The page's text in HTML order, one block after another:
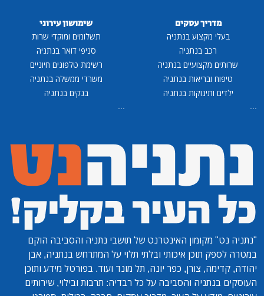
מדריך עסקים
בעלי מקצוע בנתניה
רכב בנתניה
שרותים מקצועיים בנתניה
טיפוח ובריאות בנתניה
ילדים ותינוקות בנתניה
...
שימושון עירוני
תשלומים ומוקדי שרות
סניפי דואר בנתניה
רשימת טלפונים חיוניים
משרדי ממשלה בנתניה
בנקים בנתניה
...
"נתניה נט" מקומון האינטרנט של תושבי נתניה והסביבה הוקם
במטרה לספק תוכן איכותי ובלתי תלוי על המתרחש בנתניה, אבן
יהודה, קדימה, צורן, כפר יונה, תל מונד ועוד. בפורטל מידע ותוכן
העוסקים בנתניה והסביבה על כל רבדיה: תרבות ובילוי, שירותים